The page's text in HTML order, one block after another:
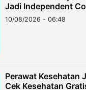
Jadi Independent
10/08/2026 - 06:48
Perawat Kesehatan
Cek Kesehatan